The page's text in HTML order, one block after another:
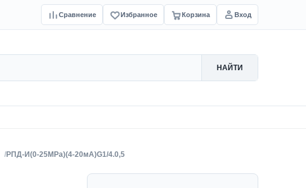
Сравнение Избранное Корзина Вход
НАЙТИ
РПД-И(0-25MPa)(4-20мА)G1/4.0,5